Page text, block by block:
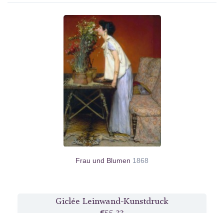
Frau und Blumen 1868
Giclée Leinwand-Kunstdruck